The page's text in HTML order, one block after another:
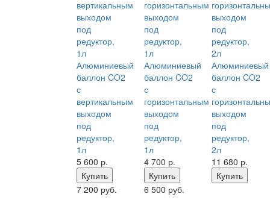
Алюминиевый
баллон CO2
с
вертикальным
выходом
под
редуктор,
1л
5 600 р.
Купить
7 200 руб.
Алюминиевый
баллон CO2
с
горизонтальным
выходом
под
редуктор,
1л
4 700 р.
Купить
6 500 руб.
Алюминиевый
баллон CO2
с
выходом
под
редуктор,
2л
11 680 р.
Купить